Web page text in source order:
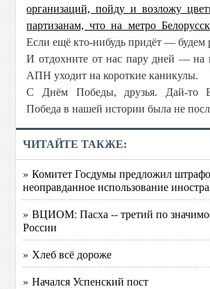
организаций, пойду и возложу
партизанам, что на метро
Если ещё кто-нибудь придёт — будем
И отдохните от нас пару дней — на
АПН уходит на короткие каникулы.
С Днём Победы, друзья. Дай-то
Победа в нашей истории была не
ЧИТАЙТЕ ТАКЖЕ:
» Комитет Госдумы предложил
неоправданное использование
» ВЦИОМ: Пасха -- третий по
России
» Хлеб всё дороже
» Начался Успенский пост